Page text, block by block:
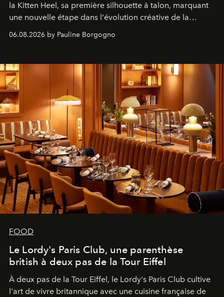
la Kitten Heel, sa première silhouette à talon, marquant
une nouvelle étape dans l'évolution créative de la
06.08.2026 by Pauline Borgogno
FOOD
Le Lordy's Paris Club, une parenthèse
british à deux pas de la Tour Eiffel
À deux pas de la Tour Eiffel, le Lordy's Paris Club cultive
l'art de vivre britannique avec une cuisine française de